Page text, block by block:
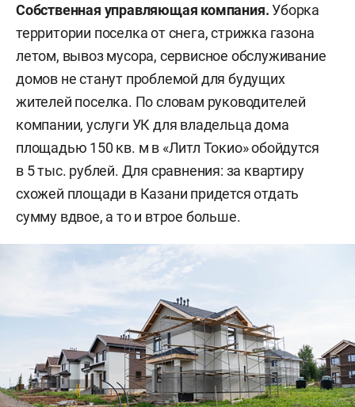
Собственная управляющая компания.Уборка
территории поселка от снега, стрижка газона
летом, вывоз мусора, сервисное обслуживание
домов не станут проблемой для будущих
жителей поселка. По словам руководителей
компании, услуги УК для владельца дома
площадью 150 кв. м в «Литл Токио» обойдутся
в 5 тыс. рублей. Для сравнения: за квартиру
схожей площади в Казани придется отдать
сумму вдвое, а то и втрое больше.